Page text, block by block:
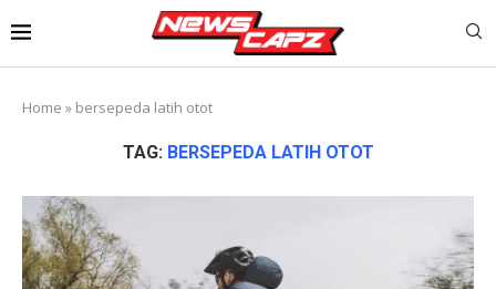
Home » bersepeda latih otot
TAG: BERSEPEDA LATIH OTOT